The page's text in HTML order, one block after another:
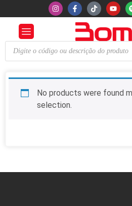
No products were found
selection.